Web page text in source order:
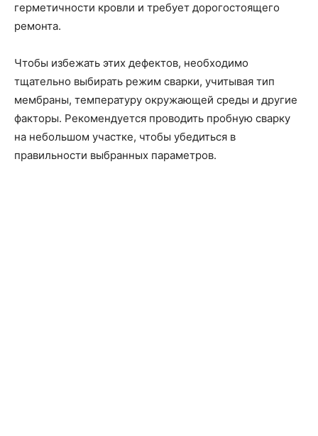
герметичности кровли и требует дорогостоящего
ремонта.
Чтобы избежать этих дефектов, необходимо
тщательно выбирать режим сварки, учитывая тип
мембраны, температуру окружающей среды и другие
факторы. Рекомендуется проводить пробную сварку
на небольшом участке, чтобы убедиться в
правильности выбранных параметров.